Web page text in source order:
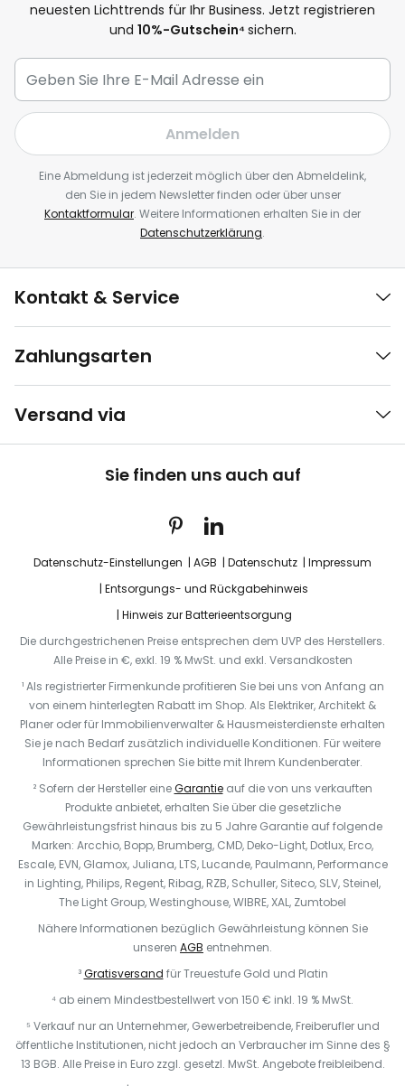
neuesten Lichttrends für Ihr Business. Jetzt registrieren
und 10%-Gutschein⁴ sichern.
Anmelden
Eine Abmeldung ist jederzeit möglich über den Abmeldelink,
den Sie in jedem Newsletter finden oder über unser
Kontaktformular. Weitere Informationen erhalten Sie in der
Datenschutzerklärung.
Kontakt & Service
Zahlungsarten
Versand via
Sie finden uns auch auf
Datenschutz-Einstellungen AGB Datenschutz
Impressum
Entsorgungs- und Rückgabehinweis
Hinweis zur Batterieentsorgung
Die durchgestrichenen Preise entsprechen dem UVP des Herstellers.
Alle Preise in €, exkl. 19 % MwSt. und exkl. Versandkosten
¹ Als registrierter Firmenkunde profitieren Sie bei uns von Anfang an
von einem hinterlegten Rabatt im Shop. Als Elektriker, Architekt &
Planer oder für Immobilienverwalter & Hausmeisterdienste erhalten
Sie je nach Bedarf zusätzlich individuelle Konditionen. Für weitere
Informationen sprechen Sie bitte mit Ihrem Kundenberater.
² Sofern der Hersteller eineGarantieauf die von uns verkauften
Produkte anbietet, erhalten Sie über die gesetzliche
Gewährleistungsfrist hinaus bis zu 5 Jahre Garantie auf folgende
Marken: Arcchio, Bopp, Brumberg, CMD, Deko-Light, Dotlux, Erco,
Escale, EVN, Glamox, Juliana, LTS, Lucande, Paulmann, Performance
in Lighting, Philips, Regent, Ribag, RZB, Schuller, Siteco, SLV, Steinel,
The Light Group, Westinghouse, WIBRE, XAL, Zumtobel
Nähere Informationen bezüglich Gewährleistung können Sie
unseren AGB entnehmen.
³Gratisversand für Treuestufe Gold und Platin
⁴ ab einem Mindestbestellwert von 150 € inkl. 19 % MwSt.
⁵ Verkauf nur an Unternehmer, Gewerbetreibende, Freiberufler und
öffentliche Institutionen, nicht jedoch an Verbraucher im Sinne des §
13 BGB. Alle Preise in Euro zzgl. gesetzl. MwSt. Angebote freibleibend.